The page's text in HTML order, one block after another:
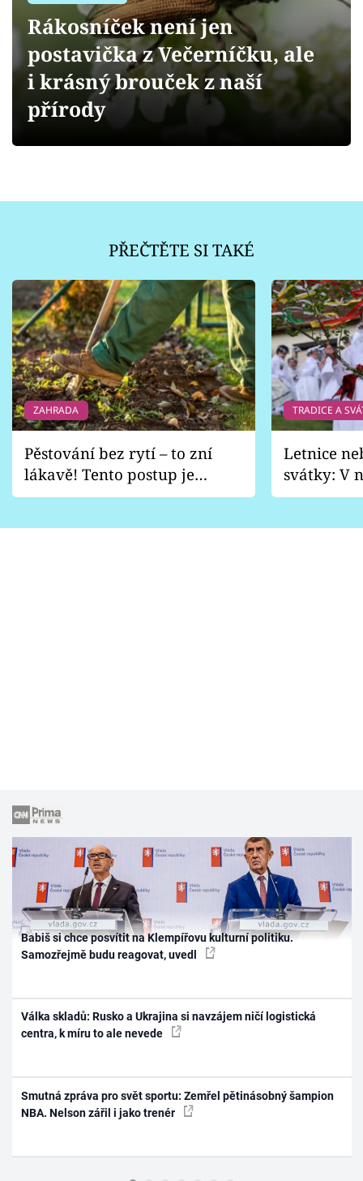
Přihlášení
Sledujte nás
Rákosníček není jen
postavička z Večerníčku, ale
i krásný brouček z naší
přírody
PŘEČTĚTE SI TAKÉ
ZAHRADA
Pěstování bez rytí – to zní
lákavě! Tento postup je
vhodný jen pro některé
TRADICE A
Letnice
svátky: V
pondělí
Babiš si chce posvítit na Klempířovu kulturní politiku.
Samozřejmě budu reagovat, uvedl
Válka skladů: Rusko a Ukrajina si navzájem ničí logistická
centra, k míru to ale nevede
Smutná zpráva pro svět sportu: Zemřel pětinásobný šampion
NBA. Nelson zářil i jako trenér